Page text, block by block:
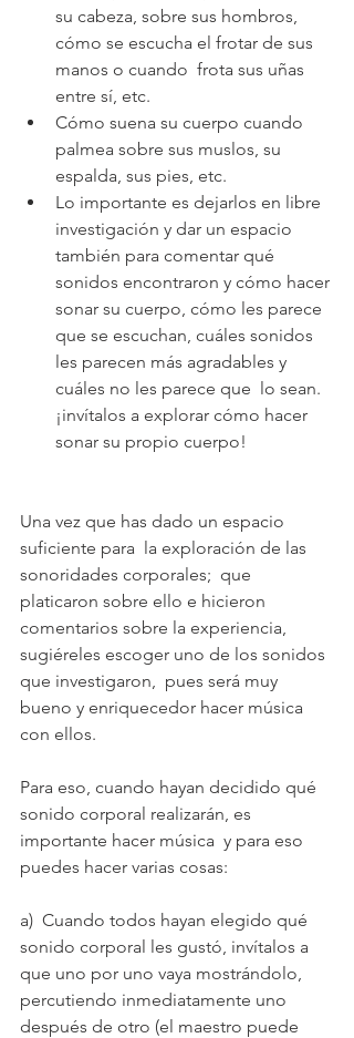
su cabeza, sobre sus hombros,
cómo se escucha el frotar de sus
manos o cuando  frota sus uñas
entre sí, etc.
Cómo suena su cuerpo cuando
palmea sobre sus muslos, su
espalda, sus pies, etc.
Lo importante es dejarlos en libre
investigación y dar un espacio
también para comentar qué
sonidos encontraron y cómo hacer
sonar su cuerpo, cómo les parece
que se escuchan, cuáles sonidos
les parecen más agradables y
cuáles no les parece que  lo sean.
¡invítalos a explorar cómo hacer
sonar su propio cuerpo!
Una vez que has dado un espacio
suficiente para  la exploración de las
sonoridades corporales;  que
platicaron sobre ello e hicieron
comentarios sobre la experiencia,
sugiéreles escoger uno de los sonidos
que investigaron,  pues será muy
bueno y enriquecedor hacer música
con ellos.
Para eso, cuando hayan decidido qué
sonido corporal realizarán, es
importante hacer música  y para eso
puedes hacer varias cosas:
a)  Cuando todos hayan elegido qué
sonido corporal les gustó, invítalos a
que uno por uno vaya mostrándolo,
percutiendo inmediatamente uno
después de otro (el maestro puede